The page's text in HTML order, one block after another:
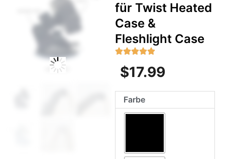
für Twist Heated
Case &
Fleshlight Case
$17.99
Farbe
Duschhalterung
für